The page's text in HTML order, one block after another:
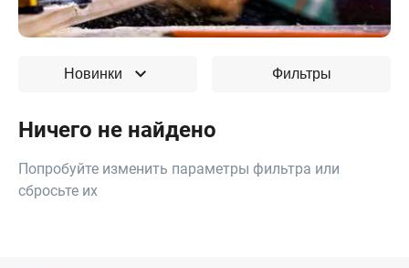
Новинки Фильтры
Ничего не найдено
Попробуйте изменить параметры фильтра или
сбросьте их